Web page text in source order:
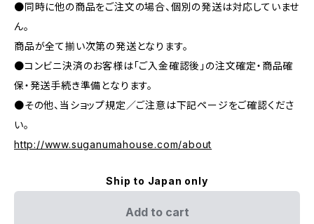
●同時に他の商品をご注文の場合、個別の発送は対応していませ
ん。
商品が全て揃い次第の発送となります。
●コンビニ決済のお客様は「ご入金確認後」の注文確定・商品確
保・発送手続き準備となります。
●その他、当ショップ規定／ご注意は下記ページをご確認くださ
い。
http://www.suganumahouse.com/about
Ship to Japan only
Add to cart